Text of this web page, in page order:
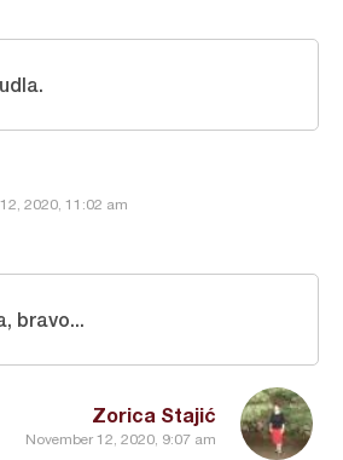
2020, 11:02 am
Zorica Stajić
November 12, 2020, 9:07 am
bravo...